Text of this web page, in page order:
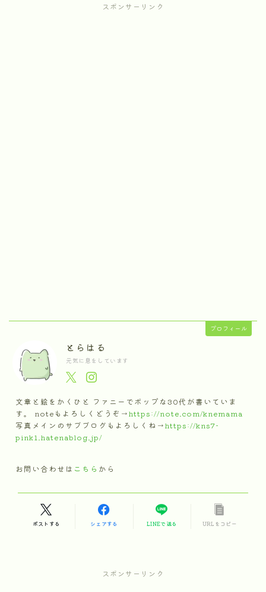
スポンサーリンク
プロフィール
とらはる
元気に息をしています
文章と絵をかくひと ファニーでポップな30代が書いていま
す。 noteもよろしくどうぞ→https://note.com/knemama
写真メインのサブブログもよろしくね→https://kns7-
pink1.hatenablog.jp/
お問い合わせは こちら から
ポストする シェアする LINEで送る URLをコピー
スポンサーリンク